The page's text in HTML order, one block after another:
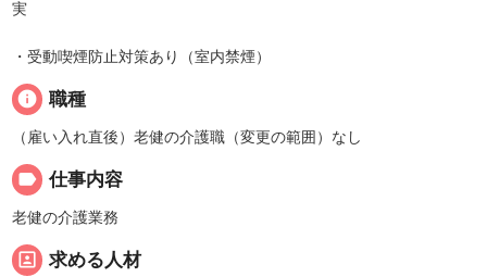
実
・受動喫煙防止対策あり（室内禁煙）
info 職種
（雇い入れ直後）老健の介護職（変更の範囲）なし
label 仕事内容
老健の介護業務
portrait 求める人材